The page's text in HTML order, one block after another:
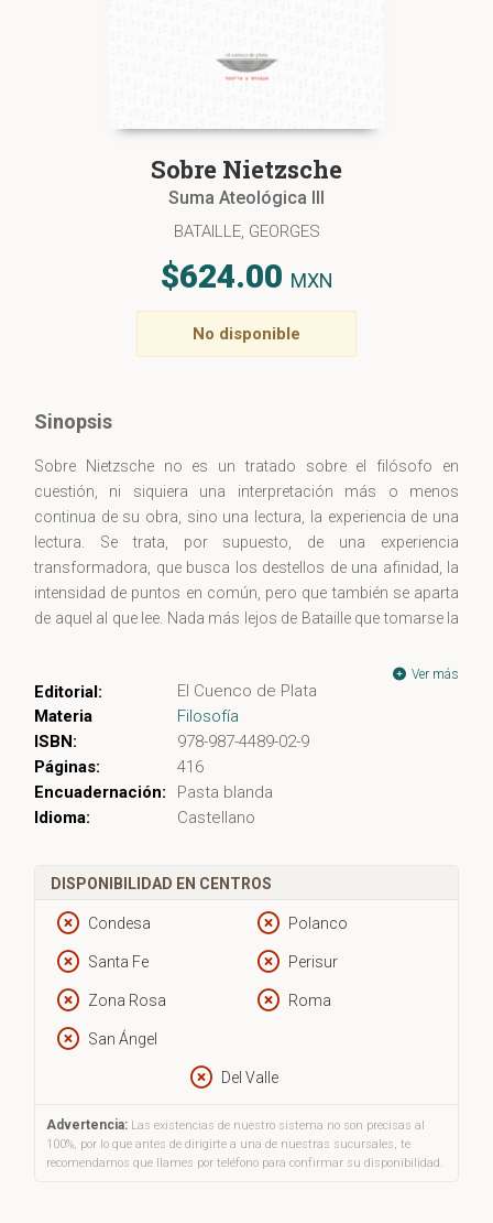
Sobre Nietzsche
Suma Ateológica III
BATAILLE, GEORGES
$624.00 MXN
No disponible
Sinopsis
Sobre Nietzsche no es un tratado sobre el filósofo en
cuestión, ni siquiera una interpretación más o menos
continua de su obra, sino una lectura, la experiencia de una
lectura. Se trata, por supuesto, de una experiencia
transformadora, que busca los destellos de una afinidad, la
intensidad de puntos en común, pero que también se aparta
de aquel al que lee. Nada más lejos de Bataille que tomarse la
sistematizar un pensamiento expresado en fragmentos. Se
trata más bien de atestiguar esa lectura de intensidades y
subrayarlas, para poder afirmar la propia experiencia en
torno a ciertos núcleos fundamentales de Nietzsche. Así, la
muerte de Dios constituirá el hecho fundacional de la
ateología y permitirá vislumbrar alguna especie de
comunidad, unida en la experiencia de la ausencia absoluta
Ver más
Editorial:
El Cuenco de Plata
Materia
Filosofía
ISBN:
978-987-4489-02-9
Páginas:
416
Encuadernación:
Pasta blanda
Idioma:
Castellano
DISPONIBILIDAD EN CENTROS
Condesa Polanco
Santa Fe Perisur
Zona Rosa Roma
San Ángel
Del Valle
Advertencia: Las existencias de nuestro sistema no son precisas al
100%, por lo que antes de dirigirte a una de nuestras sucursales, te
recomendamos que llames por teléfono para confirmar su disponibilidad.